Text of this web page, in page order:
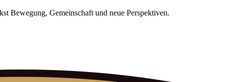
Bewegung, Gemeinschaft und neue Perspektiven.